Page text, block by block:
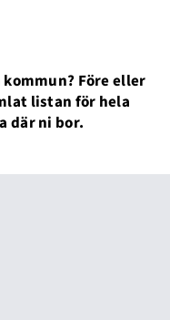
Före eller
listan för hela
där ni bor.